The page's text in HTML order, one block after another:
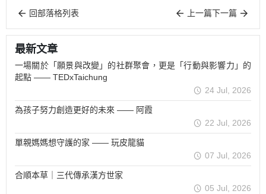
回部落格列表 上一篇下一篇
最新文章
一場關於「願景與改變」的社群聚會，更是「行動與影響力」的
起點 —— TEDxTaichung
24 Jul, 2026
為孩子努力創造更好的未來 —— 阿霞
22 Jul, 2026
單親媽媽想守護的家 —— 玩皮龍貓
07 Jul, 2026
合順本草｜三代傳承漢方世家
05 Jul, 2026